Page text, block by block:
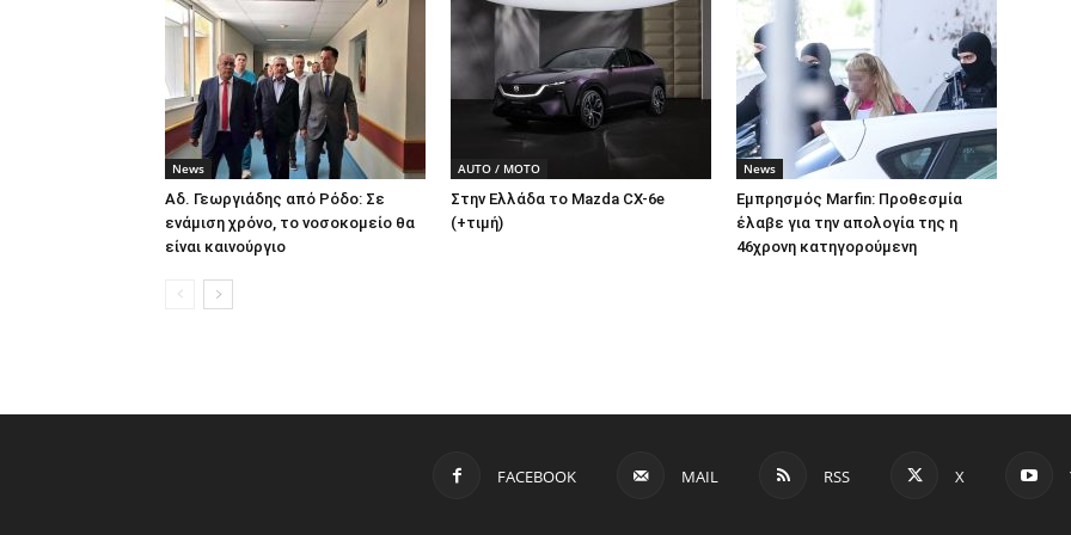
News
Αδ. Γεωργιάδης από Ρόδο: Σε
ενάμιση χρόνο, το νοσοκομείο θα
είναι καινούργιο
AUTO / MOTO
Στην Ελλάδα το Mazda CX-6e
(+τιμή)
News
Εμπρησμός Marfin: Προθεσμία
έλαβε για την απολογία της η
46χρονη κατηγορούμενη
FACEBOOK MAIL RSS X